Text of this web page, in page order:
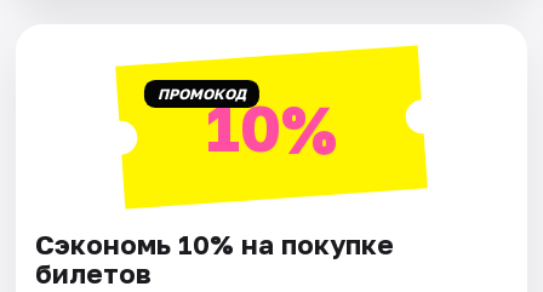
ПРОМОКОД10%
Сэкономь 10% на покупке
билетов